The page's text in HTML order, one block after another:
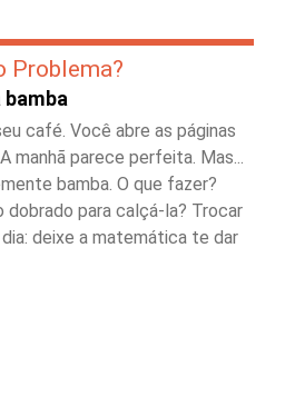
Problema?
bamba
café. Você abre as páginas
manhã parece perfeita. Mas...
bamba. O que fazer?
dobrado para calçá-la? Trocar
deixe a matemática te dar